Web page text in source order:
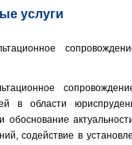
услуги
в области
обоснование
содействие в